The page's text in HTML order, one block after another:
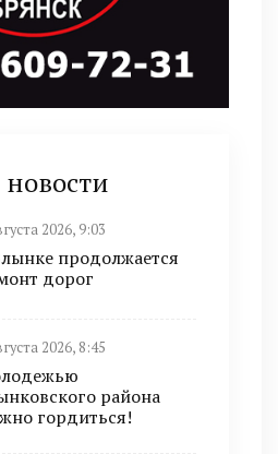
2026, 9:03
продолжается
дорог
2026, 8:45
района
гордиться!